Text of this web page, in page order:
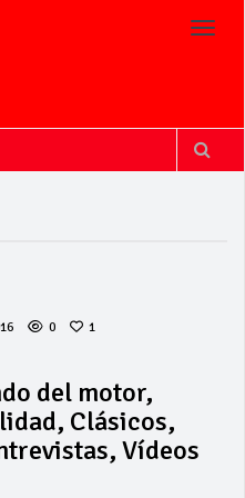
0
1
del motor,
Clásicos,
Vídeos